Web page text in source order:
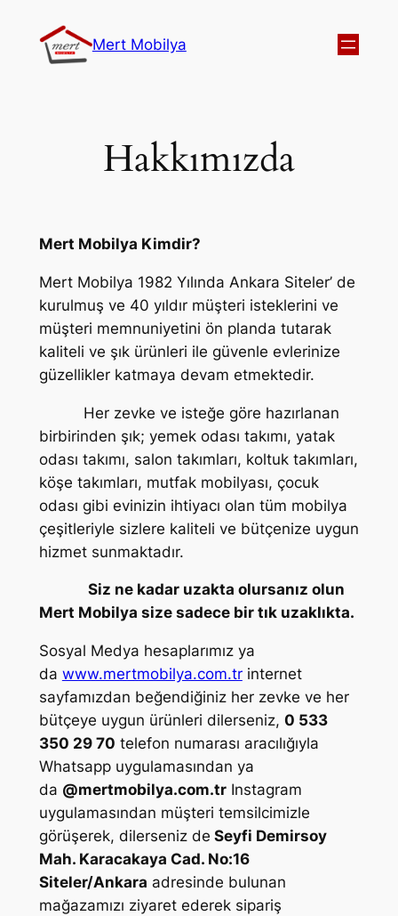
Mert Mobilya
Hakkımızda
Mert Mobilya Kimdir?
Mert Mobilya 1982 Yılında Ankara Siteler’ de
kurulmuş ve 40 yıldır müşteri isteklerini ve
müşteri memnuniyetini ön planda tutarak
kaliteli ve şık ürünleri ile güvenle evlerinize
güzellikler katmaya devam etmektedir.
Her zevke ve isteğe göre hazırlanan
birbirinden şık; yemek odası takımı, yatak
odası takımı, salon takımları, koltuk takımları,
köşe takımları, mutfak mobilyası, çocuk
odası gibi evinizin ihtiyacı olan tüm mobilya
çeşitleriyle sizlere kaliteli ve bütçenize uygun
hizmet sunmaktadır.
Siz ne kadar uzakta olursanız olun
Mert Mobilya size sadece bir tık uzaklıkta.
Sosyal Medya hesaplarımız ya
da www.mertmobilya.com.trinternet
sayfamızdan beğendiğiniz her zevke ve her
bütçeye uygun ürünleri dilerseniz, 0 533
350 29 70 telefon numarası aracılığıyla
Whatsapp uygulamasından ya
da @mertmobilya.com.trInstagram
uygulamasından müşteri temsilcimizle
görüşerek, dilerseniz de Seyfi Demirsoy
Mah. Karacakaya Cad. No:16
Siteler/Ankara adresinde bulunan
mağazamızı ziyaret ederek sipariş